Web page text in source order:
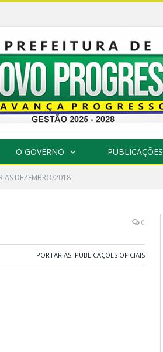
O GOVERNO PUBLICAÇÕES
DEZEMBRO/2018
0
PORTARIAS, PUBLICAÇÕES OFICIAIS